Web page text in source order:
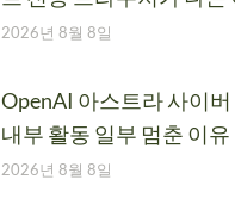
2026년 8월 8일
OpenAI 아스트라 사이버
내부 활동 일부 멈춘 이유
2026년 8월 8일